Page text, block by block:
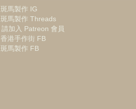
斑馬製作 IG
斑馬製作 Threads
請加入 Patreon 會員
香港手作街 FB
斑馬製作 FB